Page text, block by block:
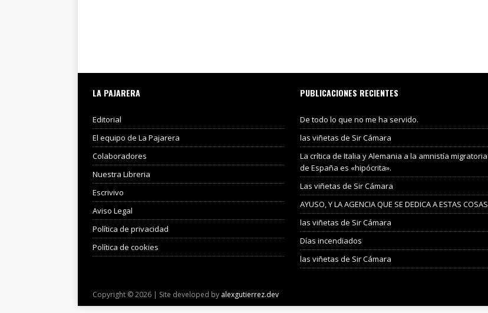
LA PAJARERA
Editorial
El equipo de La Pajarera
Colaboradores
Nuestra Libreria
Escrivivo
Aviso Legal
Política de privacidad
Política de cookies
PUBLICACIONES RECIENTES
De todo lo que no me ha servido.
las viñetas de Sir Cámara
La crítica de Italia y Alemania a la amnistía migratoria
de España es «hipócrita».
Las viñetas de Sir Cámara
AYUSO, Y LA AGENCIA QUE SE DEDICA A ESTAS COSAS
las viñetas de Sir Cámara
Días incendiados
las viñetas de Sir Cámara
Copyright © 2026 | Site developed by alexgutierrez.dev